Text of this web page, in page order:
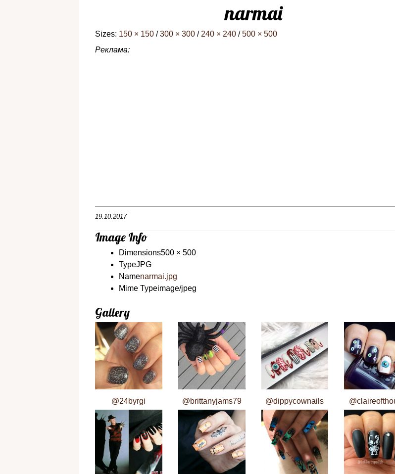
narmai
Sizes: 150 × 150 / 300 × 300 / 240 × 240 / 500 × 500
Реклама:
19.10.2017
Image Info
Dimensions500 × 500
TypeJPG
Namenarmai.jpg
Mime Typeimage/jpeg
Gallery
@24byrgi @brittanyjams79 @dippycownails